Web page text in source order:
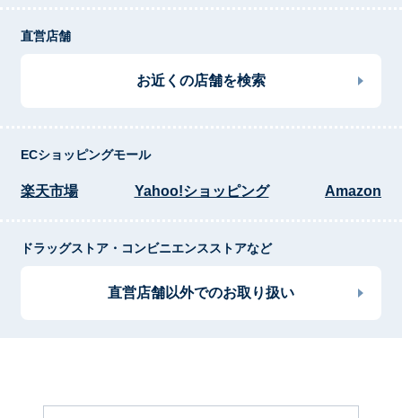
直営店舗
お近くの店舗を検索
ECショッピングモール
楽天市場 Yahoo!ショッピング Amazon
ドラッグストア・コンビニエンスストアなど
直営店舗以外でのお取り扱い